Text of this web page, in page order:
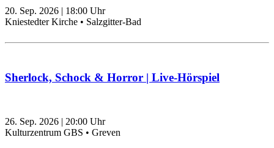
20. Sep. 2026 | 18:00 Uhr
Kniestedter Kirche • Salzgitter-Bad
Sherlock, Schock & Horror | Live-Hörspiel
26. Sep. 2026 | 20:00 Uhr
Kulturzentrum GBS • Greven